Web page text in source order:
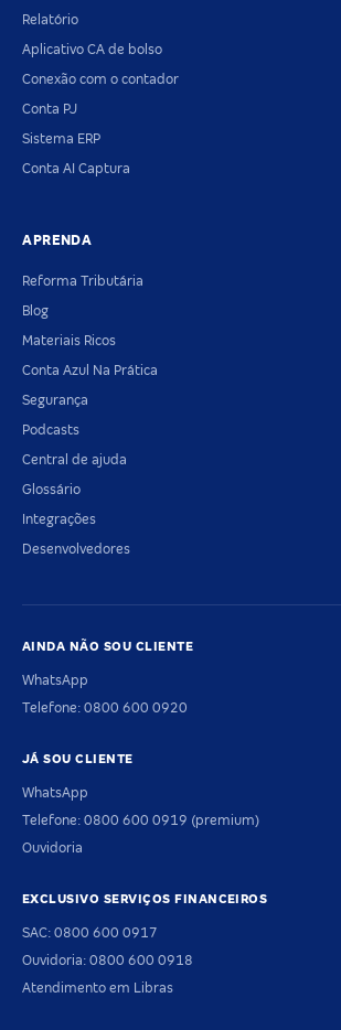
Relatório
Aplicativo CA de bolso
Conexão com o contador
Conta PJ
Sistema ERP
Conta AI Captura
APRENDA
Reforma Tributária
Blog
Materiais Ricos
Conta Azul Na Prática
Segurança
Podcasts
Central de ajuda
Glossário
Integrações
Desenvolvedores
AINDA NÃO SOU CLIENTE
WhatsApp
Telefone: 0800 600 0920
JÁ SOU CLIENTE
WhatsApp
Telefone: 0800 600 0919 (premium)
Ouvidoria
EXCLUSIVO SERVIÇOS FINANCEIROS
SAC: 0800 600 0917
Ouvidoria: 0800 600 0918
Atendimento em Libras